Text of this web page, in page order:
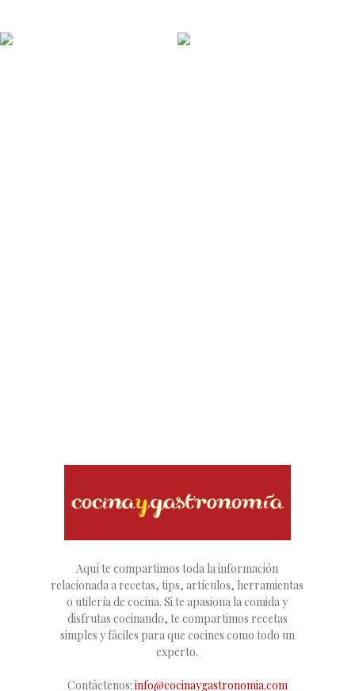
Aquí te compartimos toda la información
relacionada a recetas, tips, artículos, herramientas
o utilería de cocina. Si te apasiona la comida y
disfrutas cocinando, te compartimos recetas
simples y fáciles para que cocines como todo un
experto.
Contáctenos: info@cocinaygastronomia.com